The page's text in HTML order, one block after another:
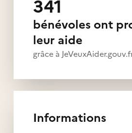
341
bénévoles ont
leur aide
grâce à
Informations